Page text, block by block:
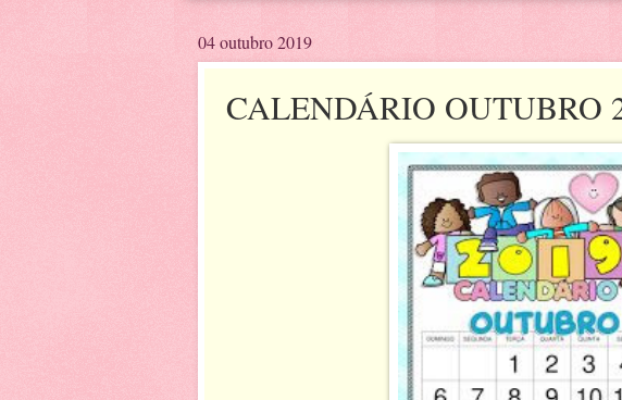
04 outubro 2019
CALENDÁRIO OUTUBRO